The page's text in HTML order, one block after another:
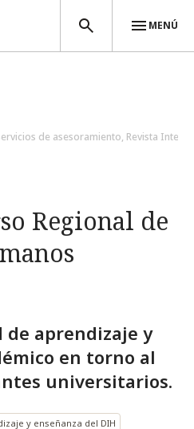
MENÚ
de asesoramiento, Revista Inte...
Regional de
aprendizaje y
en torno al
universitarios.
y enseñanza del DIH